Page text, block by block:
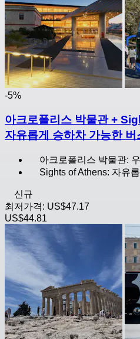
-5%
아크로폴리스 박물관 +
자유롭게 승하차 가능한 버
아크로폴리스 박물관:
Sights of Athens: 자유
신규
최저가격: US$47.17
US$44.81